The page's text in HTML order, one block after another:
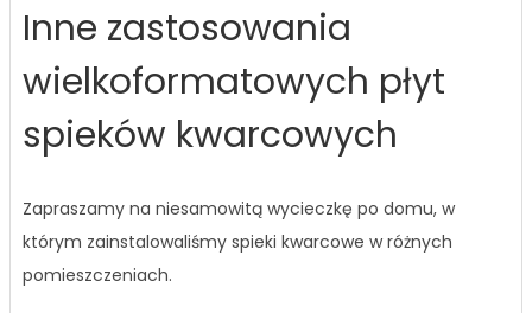
Inne zastosowania
wielkoformatowych płyt
spieków kwarcowych
Zapraszamy na niesamowitą wycieczkę po domu, w
którym zainstalowaliśmy spieki kwarcowe w różnych
pomieszczeniach.